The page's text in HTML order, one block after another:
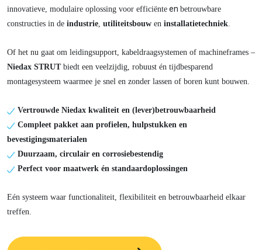
innovatieve, modulaire oplossing voor efficiënte en betrouwbare
constructies in de industrie, utiliteitsbouw en installatietechniek.
Of het nu gaat om leidingsupport, kabeldraagsystemen of machineframes –
Niedax STRUTbiedt een veelzijdig, robuust én tijdbesparend
montagesysteem waarmee je snel en zonder lassen of boren kunt bouwen.
Vertrouwde Niedax kwaliteit en (lever)betrouwbaarheid
Compleet pakket aan profielen, hulpstukken en
bevestigingsmaterialen
Duurzaam, circulair en corrosiebestendig
Perfect voor maatwerk én standaardoplossingen
Eén systeem waar functionaliteit, flexibiliteit en betrouwbaarheid elkaar
treffen.